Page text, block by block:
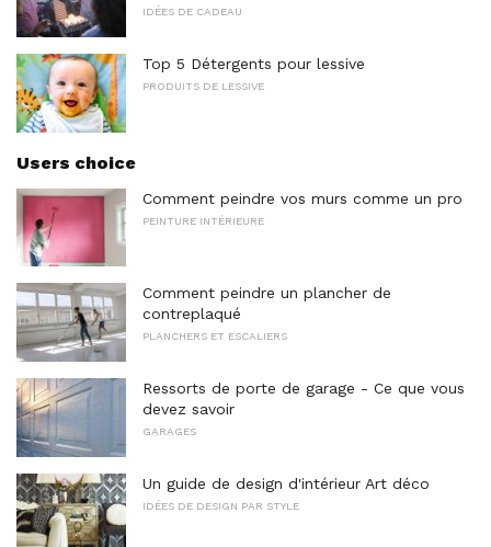
IDÉES DE CADEAU
Top 5 Détergents pour lessive
PRODUITS DE LESSIVE
Users choice
Comment peindre vos murs comme un pro
PEINTURE INTÉRIEURE
Comment peindre un plancher de
contreplaqué
PLANCHERS ET ESCALIERS
Ressorts de porte de garage - Ce que vous
devez savoir
GARAGES
Un guide de design d'intérieur Art déco
IDÉES DE DESIGN PAR STYLE